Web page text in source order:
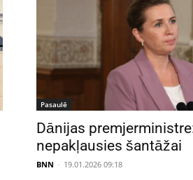
Pasaulē
Dānijas
nepakļausies šantāžai
BNN - 19.01.2026 09:18